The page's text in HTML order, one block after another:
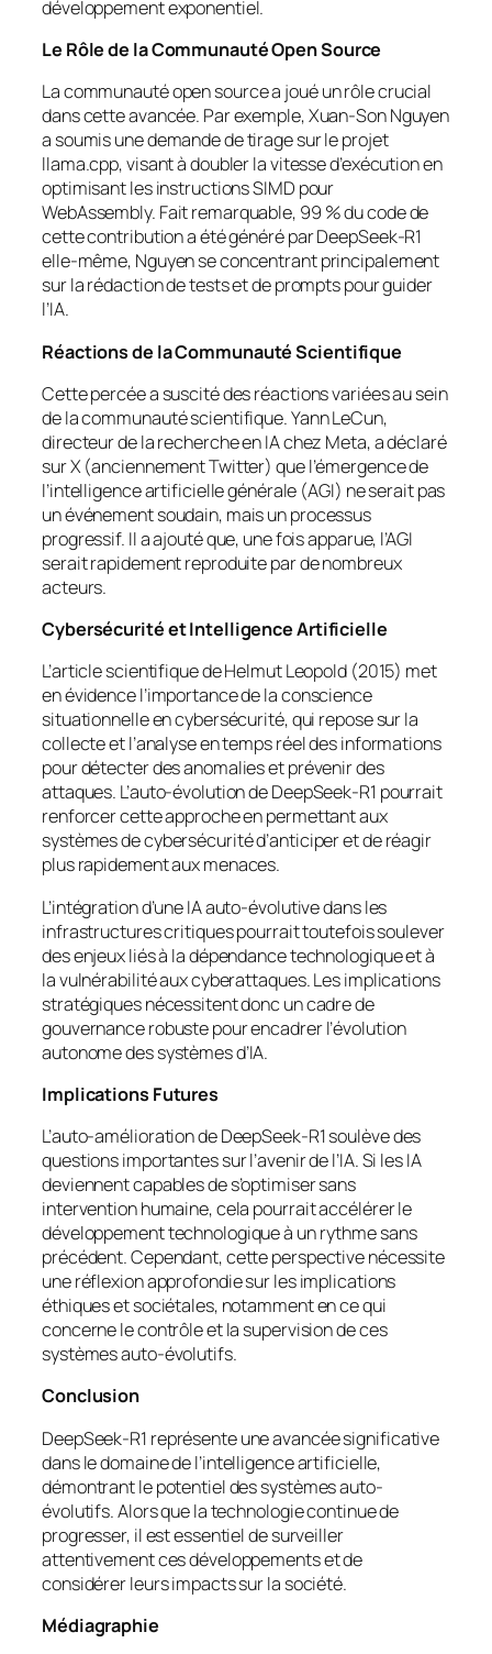
développement exponentiel.
Le Rôle de la Communauté Open Source
La communauté open source a joué un rôle crucial
dans cette avancée. Par exemple, Xuan-Son Nguyen
a soumis une demande de tirage sur le projet
llama.cpp, visant à doubler la vitesse d’exécution en
optimisant les instructions SIMD pour
WebAssembly. Fait remarquable, 99 % du code de
cette contribution a été généré par DeepSeek-R1
elle-même, Nguyen se concentrant principalement
sur la rédaction de tests et de prompts pour guider
l’IA.
Réactions de la Communauté Scientifique
Cette percée a suscité des réactions variées au sein
de la communauté scientifique. Yann LeCun,
directeur de la recherche en IA chez Meta, a déclaré
sur X (anciennement Twitter) que l’émergence de
l’intelligence artificielle générale (AGI) ne serait pas
un événement soudain, mais un processus
progressif. Il a ajouté que, une fois apparue, l’AGI
serait rapidement reproduite par de nombreux
acteurs.
Cybersécurité et Intelligence Artificielle
L’article scientifique de Helmut Leopold (2015) met
en évidence l’importance de la conscience
situationnelle en cybersécurité, qui repose sur la
collecte et l’analyse en temps réel des informations
pour détecter des anomalies et prévenir des
attaques. L’auto-évolution de DeepSeek-R1 pourrait
renforcer cette approche en permettant aux
systèmes de cybersécurité d’anticiper et de réagir
plus rapidement aux menaces.
L’intégration d’une IA auto-évolutive dans les
infrastructures critiques pourrait toutefois soulever
des enjeux liés à la dépendance technologique et à
la vulnérabilité aux cyberattaques. Les implications
stratégiques nécessitent donc un cadre de
gouvernance robuste pour encadrer l’évolution
autonome des systèmes d’IA.
Implications Futures
L’auto-amélioration de DeepSeek-R1 soulève des
questions importantes sur l’avenir de l’IA. Si les IA
deviennent capables de s’optimiser sans
intervention humaine, cela pourrait accélérer le
développement technologique à un rythme sans
précédent. Cependant, cette perspective nécessite
une réflexion approfondie sur les implications
éthiques et sociétales, notamment en ce qui
concerne le contrôle et la supervision de ces
systèmes auto-évolutifs.
Conclusion
DeepSeek-R1 représente une avancée significative
dans le domaine de l’intelligence artificielle,
démontrant le potentiel des systèmes auto-
évolutifs. Alors que la technologie continue de
progresser, il est essentiel de surveiller
attentivement ces développements et de
considérer leurs impacts sur la société.
Médiagraphie